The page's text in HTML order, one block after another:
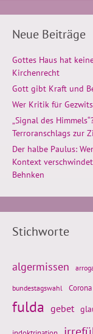
Neue Beiträge
Gottes Haus hat
Kirchenrecht
Gott gibt Kraft und
Wer Kritik für
„Signal des
Terroranschlags zur
Der halbe Paulus:
Kontext
Behnken
Stichworte
algermissen
bundestagswahl Corona
fulda gebet